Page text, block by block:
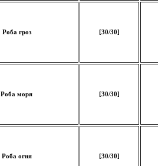
Роба гроз [30/30]
Роба моря [30/30]
Роба огня [30/30]